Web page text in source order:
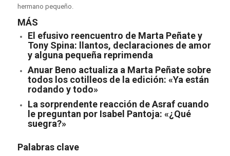
hermano pequeño.
MÁS
El efusivo reencuentro de Marta Peñate y
Tony Spina: llantos, declaraciones de amor
y alguna pequeña reprimenda
Anuar Beno actualiza a Marta Peñate sobre
todos los cotilleos de la edición: «Ya están
rodando y todo»
La sorprendente reacción de Asraf cuando
le preguntan por Isabel Pantoja: «¿Qué
suegra?»
Palabras clave